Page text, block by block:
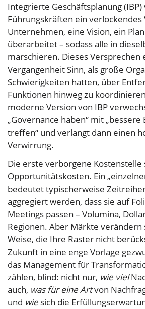
Integrierte Geschäftsplanung
Führungskräften ein verlockendes
Unternehmen, eine Vision, ein
überarbeitet – sodass alle in
marschieren. Dieses Versprechen
Vergangenheit Sinn, als große
Schwierigkeiten hatten, über
Funktionen hinweg zu
moderne Version von IBP
„Governance haben“ mit „bessere
treffen“ und verlangt dann einen
Verwirrung.
Die erste verborgene Kostenstelle
Opportunitätskosten. Ein
bedeutet typischerweise
aggregiert werden, dass sie auf
Meetings passen – Volumina,
Regionen. Aber Märkte verändern
Weise, die Ihre Raster nicht
Zukunft in eine enge Vorlage
das Management für
zählen, blind: nicht nur, wie viel
auch, was für eine Artvon
und wiesich die